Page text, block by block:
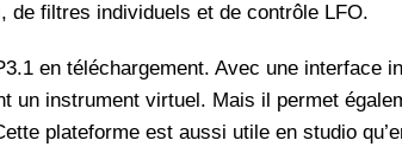
de filtres individuels et de contrôle LFO.
en téléchargement. Avec une interface
un instrument virtuel. Mais il permet
plateforme est aussi utile en studio